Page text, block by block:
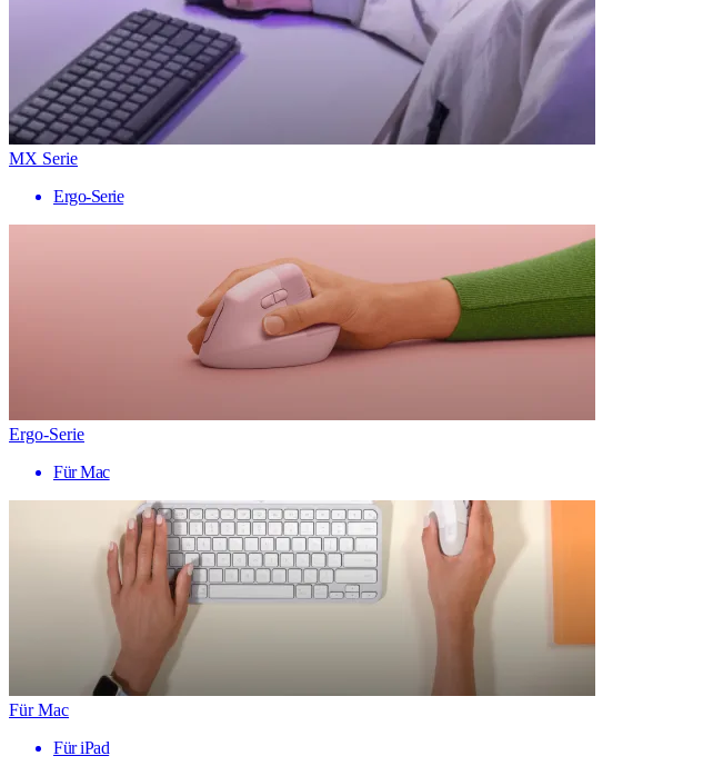
MX Serie
Ergo-Serie
Ergo-Serie
Für Mac
Für Mac
Für iPad